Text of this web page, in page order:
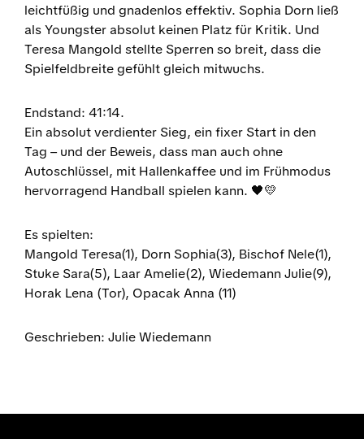
leichtfüßig und gnadenlos effektiv. Sophia Dorn ließ
als Youngster absolut keinen Platz für Kritik. Und
Teresa Mangold stellte Sperren so breit, dass die
Spielfeldbreite gefühlt gleich mitwuchs.
Endstand: 41:14.
Ein absolut verdienter Sieg, ein fixer Start in den
Tag – und der Beweis, dass man auch ohne
Autoschlüssel, mit Hallenkaffee und im Frühmodus
hervorragend Handball spielen kann. 🖤💛
Es spielten:
Mangold Teresa(1), Dorn Sophia(3), Bischof Nele(1),
Stuke Sara(5), Laar Amelie(2), Wiedemann Julie(9),
Horak Lena (Tor), Opacak Anna (11)
Geschrieben: Julie Wiedemann